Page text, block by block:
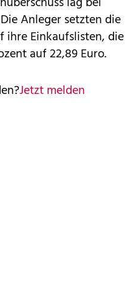
Anleger setzten die
ihre Einkaufslisten, die
auf 22,89 Euro.
Jetzt melden